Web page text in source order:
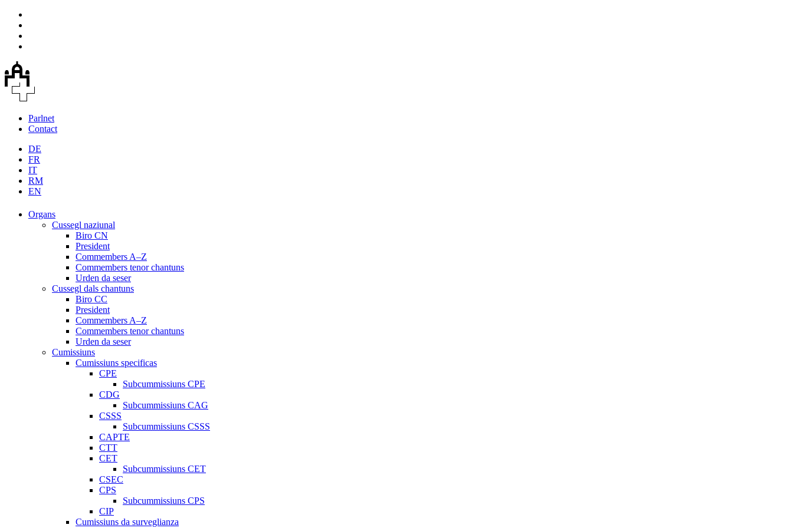
Parlnet
Contact
DE
FR
IT
RM
EN
Organs
Cussegl naziunal
Biro CN
President
Commembers A–Z
Commembers tenor chantuns
Urden da seser
Cussegl dals chantuns
Biro CC
President
Commembers A–Z
Commembers tenor chantuns
Urden da seser
Cumissiuns
Cumissiuns specificas
CPE
Subcummissiuns CPE
CDG
Subcummissiuns CAG
CSSS
Subcummissiuns CSSS
CAPTE
CTT
CET
Subcummissiuns CET
CSEC
CPS
Subcummissiuns CPS
CIP
Cumissiuns da surveglianza